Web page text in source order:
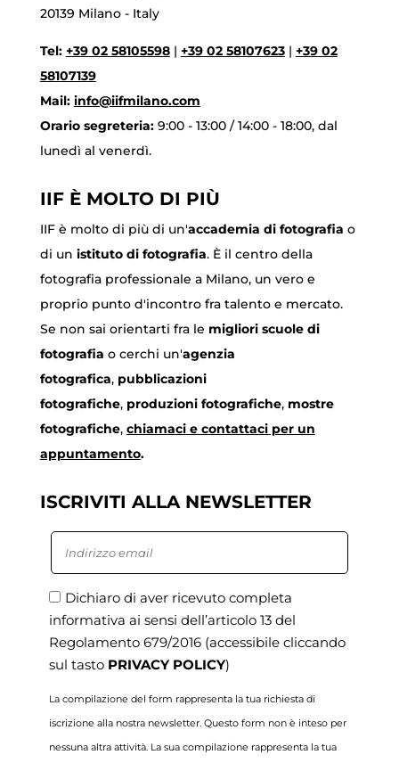
20139 Milano - Italy
Tel: +39 02 58105598| +39 02 58107623| +39 02
58107139
Mail: info@iifmilano.com
Orario segreteria: 9:00 - 13:00 / 14:00 - 18:00, dal
lunedì al venerdì.
IIF È MOLTO DI PIÙ
IIF è molto di più di un'accademia di fotografia o
di un istituto di fotografia. È il centro della
fotografia professionale a Milano, un vero e
proprio punto d'incontro fra talento e mercato.
Se non sai orientarti fra le migliori scuole di
fotografia o cerchi un'agenzia
fotografica, pubblicazioni
fotografiche, produzioni fotografiche, mostre
fotografiche, chiamacie contattaci per un
appuntamento.
ISCRIVITI ALLA NEWSLETTER
Dichiaro di aver ricevuto completa
informativa ai sensi dell’articolo 13 del
Regolamento 679/2016 (accessibile cliccando
sul tasto PRIVACY POLICY)
La compilazione del form rappresenta la tua richiesta di
iscrizione alla nostra newsletter. Questo form non è inteso per
nessuna altra attività. La sua compilazione rappresenta la tua